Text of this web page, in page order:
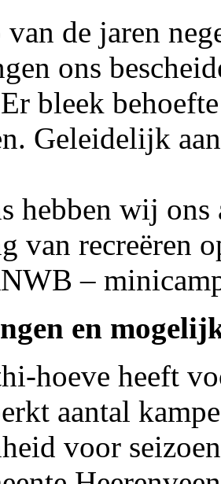
de jaren
ons
bleek
Geleidelijk
hebben wij
van recreëren
–
en
hoeve heeft
aantal
voor